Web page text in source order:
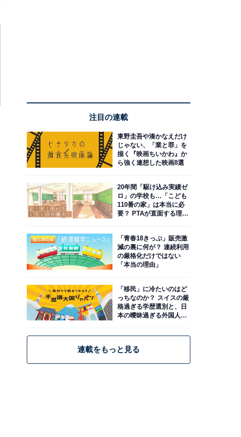
注目の連載
東野圭吾や湊かなえだけ
じゃない、「業と罪」を
描く『映画ちいかわ』か
ら強く連想した映画8選
20年間「駆け込み実績ゼ
ロ」の学校も…「こども
110番の家」は本当に必
要？ PTAが直面する理想
「青春18きっぷ」販売激
減の裏に何が？ 連続利用
の厳格化だけではない
「本当の理由」
「移民」に冷たいのはど
っちなのか？ スイスの厳
格過ぎる学歴選別と、日
本の曖昧過ぎる外国人政
連載をもっと見る